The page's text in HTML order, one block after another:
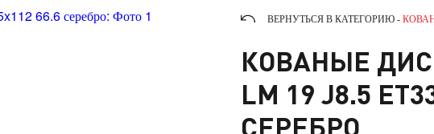
ВЕРНУТЬСЯ В КАТЕГОРИЮ -
КОВАНЫЕ
LM 19 J8.5
СЕРЕБРО